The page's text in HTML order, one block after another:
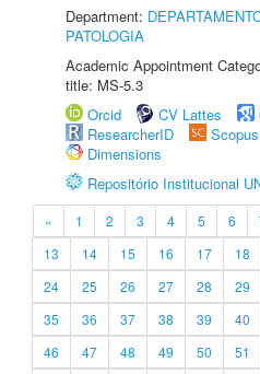
Department:
PATOLOGIA
Academic Appointment
title: MS-5.3
Orcid
CV Lattes
ResearcherID
Scopus
Dimensions
Repositório Institucional
« 1 2 3 4 5 6
13
14 15 16 17 18
24
25 26 27 28 29
35
36 37 38 39 40
46
47 48 49 50 51